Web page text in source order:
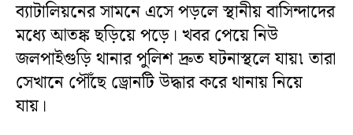
ব্যাটালিয়নের সামনে এসে পড়লে স্থানীয় বাসিন্দাদের
মধ্যে আতঙ্ক ছড়িয়ে পড়ে। খবর পেয়ে নিউ
জলপাইগুড়ি থানার পুলিশ দ্রুত ঘটনাস্থলে যায়৷ তারা
সেখানে পৌঁছে ড্রোনটি উদ্ধার করে থানায় নিয়ে
যায়।